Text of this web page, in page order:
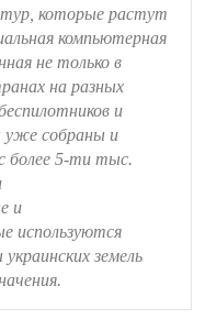
которые растут
компьютерная
не только в
на разных
и
уже собраны и
более 5-ти тыс.
и
используются
земель
.